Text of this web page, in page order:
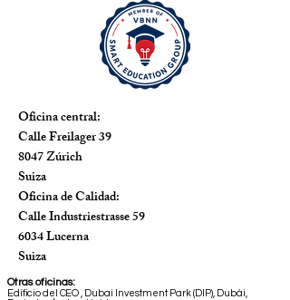
Oficina central:
Calle Freilager 39
8047 Zúrich
Suiza
Oficina de Calidad:
Calle Industriestrasse 59
6034 Lucerna
Suiza
Otras oficinas:
Edificio del CEO
Dubai Investment Park (DIP), Dubái,